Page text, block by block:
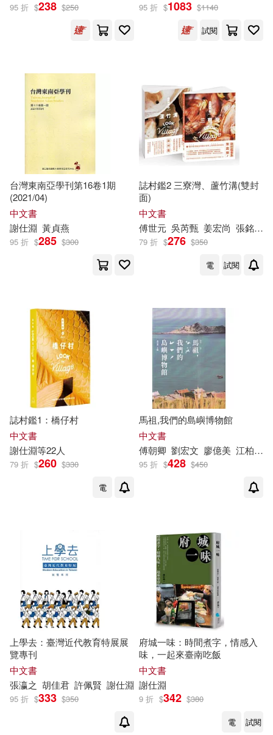
95 折 $238 $250 95 折 $1083 $1140
試閱
台灣東南亞學刊第16卷1期
(2021/04)
中文書
謝仕淵 黃貞燕
95 折 $285 $300
誌村鑑2 三寮灣、蘆竹溝(雙封
面)
中文書
傅世元 吳芮甄 姜宏尚 張銘洋
79 折 $276 $350
電
試閱
誌村鑑1：橋仔村
中文書
謝仕淵等22人
79 折 $260 $330
電
馬祖,我們的島嶼博物館
中文書
傅朝卿 劉宏文 廖億美 江柏煒
95 折 $428 $450
上學去：臺灣近代教育特展展
覽專刊
中文書
張瀛之 胡佳君 許佩賢 謝仕淵
95 折 $333 $350
府城一味：時間煮字，情感入
味，一起來臺南吃飯
中文書
謝仕淵
9 折 $342 $380
電
試閱